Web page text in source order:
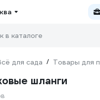
в каталоге
для сада / Товары для
шланги